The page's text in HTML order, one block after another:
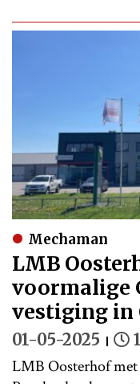
Mechaman
LMB
voormalige
vestiging in
01-05-2025
LMB Oosterhof